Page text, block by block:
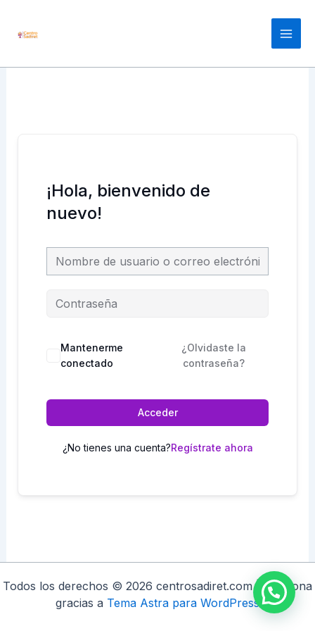
contenido
Main
¡Hola, bienvenido de
nuevo!
Mantenerme
conectado
¿Olvidaste la
contraseña?
Acceder
¿No tienes una cuenta?Regístrate ahora
Todos los derechos © 2026 centrosadiret.com | Funciona
gracias a Tema Astra para WordPress